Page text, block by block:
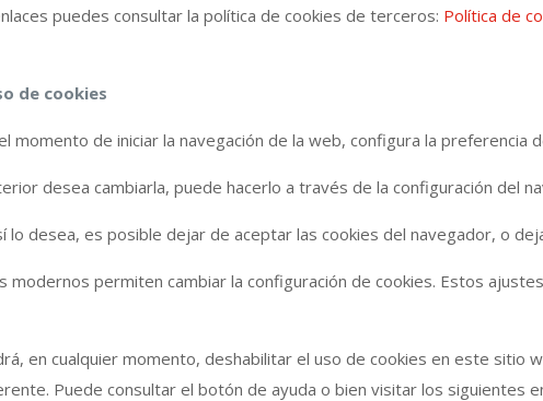
puedes consultar la política de cookies de terceros: Política de
de cookies
momento de iniciar la navegación de la web, configura la preferencia
desea cambiarla, puede hacerlo a través de la configuración del
lo desea, es posible dejar de aceptar las cookies del navegador, o
modernos permiten cambiar la configuración de cookies. Estos
en cualquier momento, deshabilitar el uso de cookies en este sitio
Puede consultar el botón de ayuda o bien visitar los siguientes